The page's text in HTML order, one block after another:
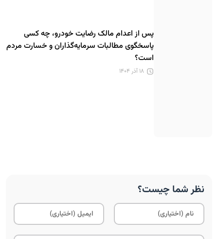
پس از اعدام مالک رضایت خودرو، چه کسی
پاسخگوی مطالبات سرمایه‌گذاران و خسارت مردم
است؟
۱۸ آذر ۱۴۰۴
نظر شما چیست؟